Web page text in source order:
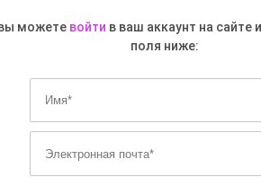
можете войти в ваш аккаунт на сайте
поля ниже: